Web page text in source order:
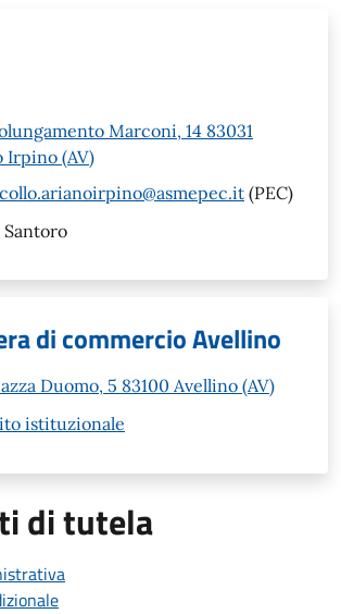
Marconi, 14 83031
Irpino (AV)
(PEC)
Santoro
di commercio Avellino
Duomo, 5 83100 Avellino (AV)
istituzionale
di tutela